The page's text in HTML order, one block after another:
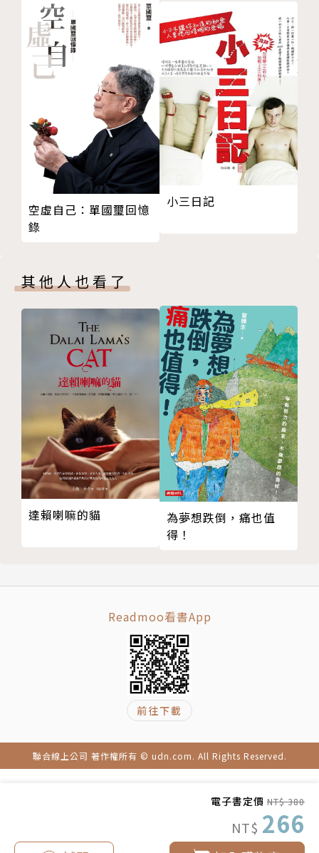
電子書定價 NT$ 380
NT$ 266
→這是逃避責任的態度，不僅讓對方感覺被漠視，還可
能導致關係惡化。
2. 刻意練習10件事，讓連結形成深度關係
對話不只是簡單的訊息交換，還能藉此感受彼此的情
緒。真誠、積極的回應，能讓雙方的關係變得更穩固，
進而增強信任感及紐帶關係。刻意練習以下這些小事
情，就能讓好關係變得更深厚：
OK：創造好印象
→比起內容，人們更容易記得語氣、聲調、表情，這可
是會持續影響到日後。
OK：讓人感覺被理解、認可
再做得更好。
OK：扭轉負面思維
→正念能提升解決問題的能力，這可是連星巴克都奉行
的重要內訓。
3. 創造互惠循環，讓參與對話的每個人都是贏家
「讓人把話說完」，才是對話的第一步：先求理解，再
求被理解，對話就會從防禦轉向合作，久而久之，便能
形生互惠的良性循環，如此才算得上雙贏溝通。這可是
比花言巧語，更能讓關係走得長遠。
★ 積極傾聽＋確認
→練習聽對方把話說完並做確認，是打破防禦心的第一
步。
★ 留意說話的「黃金時間」
→掌握好時機就是重視他人的體現，不僅能事半功倍，
★ 提高聽話者的理解力
→掌握3個關鍵，聚焦在核心訊息，有助於減少不必要
的誤解，讓溝通更有效率。
人只有在覺得自己重要時，才能發展得最好。一個人對
待自己的方式，也會影響人際關係。正向的自我暗示、
2 比起內容，要留意更容易被記得的語氣、聲調
3 讓人感覺被認可，會強化他的內在動機
4 讓簡單感謝發揮超大力量，得掌握3要素
5 向星巴克學習！創造好結局的思維方式
6 提供「心理安全感」，拉近彼此的距離
7 善用幽默感，潤滑人際關係
8 這樣「指名道姓」，瞬間提升親密度
9 回應積極，對話就成功了一半
10 讓別人好好說完，就是一種了不起的尊重
第3章 好感度UP！ 贏得人心的人都重視這些細節
最高竿的溝通，就是讓每個人都成為贏家
傳達「核心訊息」，避免對話偏離
比起指責，「我訊息」才能讓問題聚焦
暴怒時，最好先停格15秒
道歉不是軟弱，而是修復裂痕的成熟作為
由衷的稱讚，會造就良性循環的互動
提出請求時，態度和內容一樣重要
第4章 體貼他人、 讓溝通更有效率的技巧
表達3關鍵，讓聽者提高30％的理解力
簡單、直觀、說重點，就能強化訊息
柔和好過嗆辣，更能推進關係
回饋得具體、實用，才能真正激勵成長
言行明確一致，自然慢慢累積信任
留意說話的「黃金時間」，使效果最大化
就算要拒絕，也能展現善意
第5章 經營好關係， 從認同自己開始練習
怎麼向自己喊話，就怎麼看待自己
越說做得到，就越可能做得到
告訴自己「沒關係」，是認可自己的起點
接納挫敗的事實，下次一定會更好
練習感謝自己，放大正向情緒
人只有在覺得自己重要時，才能發展得最好
放過自己，從錯誤中找到意義更重要
空虛自己：單國璽回憶
錄
小三日記
其他人也看了
達賴喇嘛的貓
為夢想跌倒，痛也值
得！
Readmoo看書App
前往下載
聯合線上公司 著作權所有 © udn.com. All Rights Reserved.